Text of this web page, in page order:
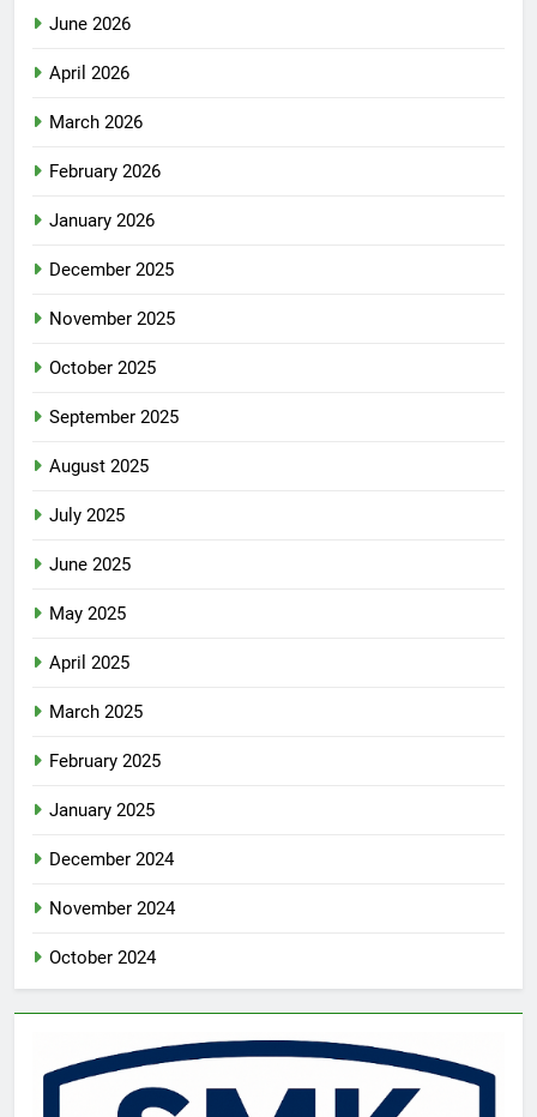
June 2026
April 2026
March 2026
February 2026
January 2026
December 2025
November 2025
October 2025
September 2025
August 2025
July 2025
June 2025
May 2025
April 2025
March 2025
February 2025
January 2025
December 2024
November 2024
October 2024